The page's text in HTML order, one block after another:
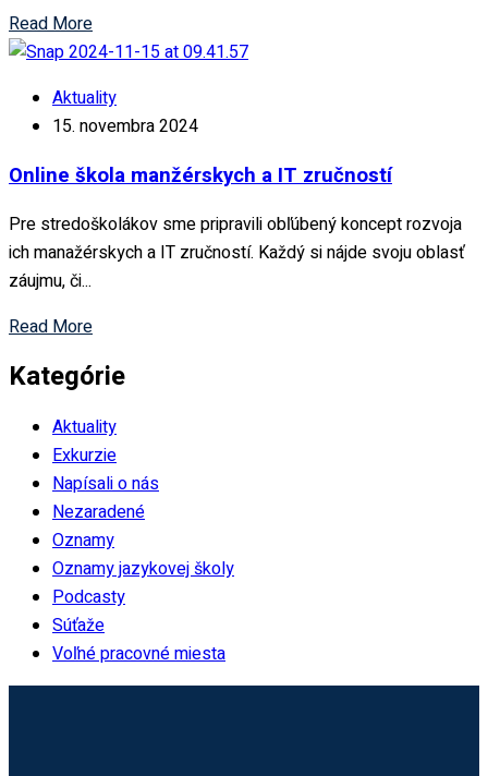
Read More
Aktuality
15. novembra 2024
Online škola manžérskych a IT zručností
Pre stredoškolákov sme pripravili obľúbený koncept rozvoja
ich manažérskych a IT zručností. Každý si nájde svoju oblasť
záujmu, či...
Read More
Kategórie
Aktuality
Exkurzie
Napísali o nás
Nezaradené
Oznamy
Oznamy jazykovej školy
Podcasty
Súťaže
Voľné pracovné miesta